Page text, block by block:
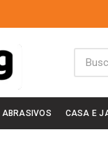
ABRASIVOS CASA E